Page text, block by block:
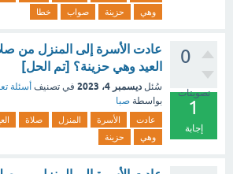
وهي
حزينة صواب خطا
0
تصويتات
1
إجابة
عادت الأسرة إلى المنزل من
العيد وهي حزينة؟ [تم الحل]
سُئل ديسمبر 4، 2023 في تصنيف أسئلة
بواسطة صبا
عادت الأسرة المنزل صلاة
وهي
حزينة